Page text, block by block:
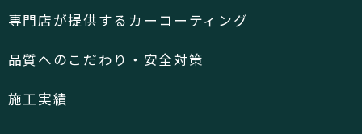
専門店が提供するカーコーティング
品質へのこだわり・安全対策
施工実績